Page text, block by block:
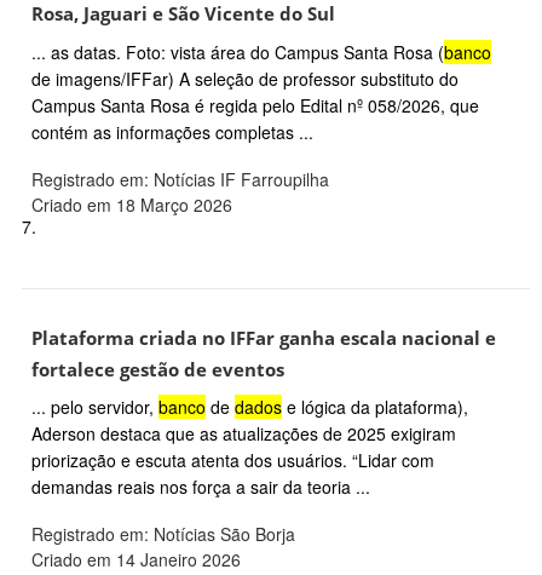
Rosa, Jaguari e São Vicente do Sul
... as datas. Foto: vista área do Campus Santa Rosa (banco
de imagens/IFFar) A seleção de professor substituto do
Campus Santa Rosa é regida pelo Edital nº 058/2026, que
contém as informações completas ...
Registrado em: Notícias IF Farroupilha
Criado em 18 Março 2026
7.
Plataforma criada no IFFar ganha escala nacional e
fortalece gestão de eventos
... pelo servidor, banco de dados e lógica da plataforma),
Aderson destaca que as atualizações de 2025 exigiram
priorização e escuta atenta dos usuários. “Lidar com
demandas reais nos força a sair da teoria ...
Registrado em: Notícias São Borja
Criado em 14 Janeiro 2026